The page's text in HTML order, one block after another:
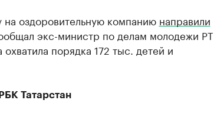
на оздоровительную компанию направили
экс-министр по делам молодежи РТ
порядка 172 тыс. детей и
РБК Татарстан